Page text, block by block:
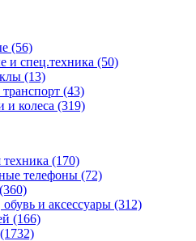
(56)
и спец.техника (50)
(13)
(43)
и колеса (319)
техника (170)
телефоны (72)
и аксессуары (312)
(166)